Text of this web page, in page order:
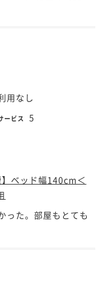
用なし
ービス 5
ベッド幅140cm＜
った。部屋もとても